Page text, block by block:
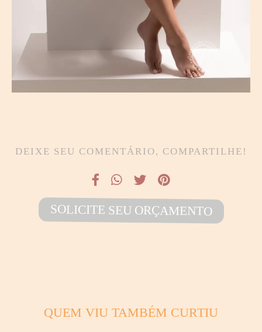
DEIXE SEU COMENTÁRIO, COMPARTILHE!
SOLICITE SEU ORÇAMENTO
QUEM VIU TAMBÉM CURTIU